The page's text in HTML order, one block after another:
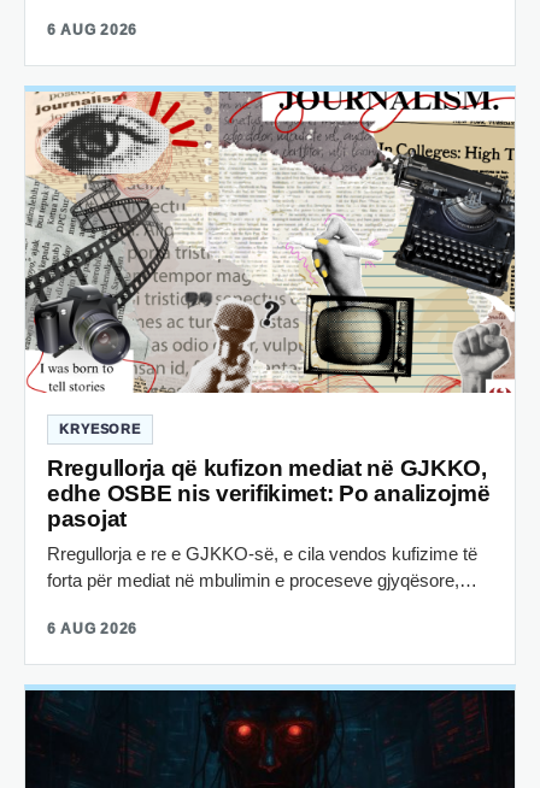
6 AUG 2026
KRYESORE
Rregullorja që kufizon mediat në GJKKO,
edhe OSBE nis verifikimet: Po analizojmë
pasojat
Rregullorja e re e GJKKO-së, e cila vendos kufizime të
forta për mediat në mbulimin e proceseve gjyqësore,…
6 AUG 2026